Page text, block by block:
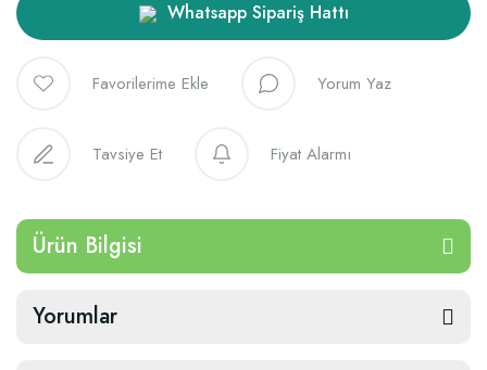
Whatsapp Sipariş Hattı
Yorum Yaz
Tavsiye Et Fiyat Alarmı
Ürün Bilgisi
Yorumlar